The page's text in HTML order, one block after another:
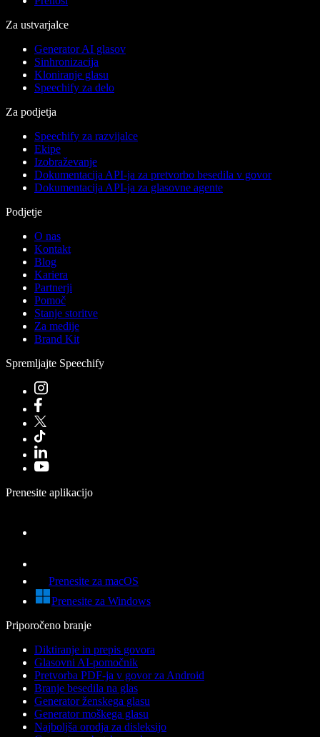
Za ustvarjalce
Generator AI glasov
Sinhronizacija
Kloniranje glasu
Speechify za delo
Za podjetja
Speechify za razvijalce
Ekipe
Izobraževanje
Dokumentacija API-ja za pretvorbo besedila v govor
Dokumentacija API-ja za glasovne agente
Podjetje
O nas
Kontakt
Blog
Kariera
Partnerji
Pomoč
Stanje storitve
Za medije
Brand Kit
Spremljajte Speechify
Prenesite aplikacijo
Prenesite za macOS
Prenesite za Windows
Priporočeno branje
Diktiranje in prepis govora
Glasovni AI-pomočnik
Pretvorba PDF-ja v govor za Android
Branje besedila na glas
Generator ženskega glasu
Generator moškega glasu
Najboljša orodja za disleksijo